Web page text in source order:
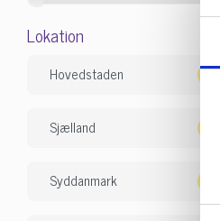
Lokation
Hovedstaden
Sjælland
Syddanmark